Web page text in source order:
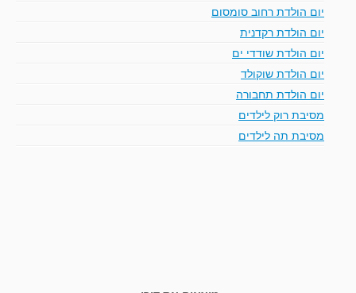
יום הולדת רחוב סומסום
יום הולדת רקדנית
יום הולדת שודדי ים
יום הולדת שוקולד
יום הולדת תחבורה
מסיבת רוק לילדים
מסיבת תה לילדים